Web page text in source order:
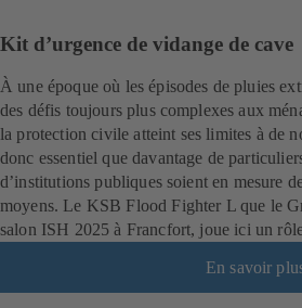
Kit d’urgence de vidange de cave
À une époque où les épisodes de pluies
des défis toujours plus complexes aux
la protection civile atteint ses limites à de
donc essentiel que davantage de
d’institutions publiques soient en mesure
moyens. Le KSB Flood Fighter L que le
salon ISH 2025 à Francfort, joue ici un
En savoir